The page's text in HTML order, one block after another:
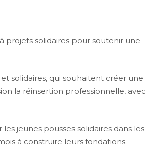
projets solidaires pour soutenir une
solidaires, qui souhaitent créer une
la réinsertion professionnelle,
jeunes pousses solidaires dans les
à construire leurs fondations.